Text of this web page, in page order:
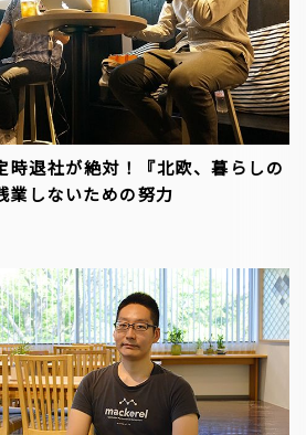
時退社が絶対！『北欧、暮らしの
業しないための努力